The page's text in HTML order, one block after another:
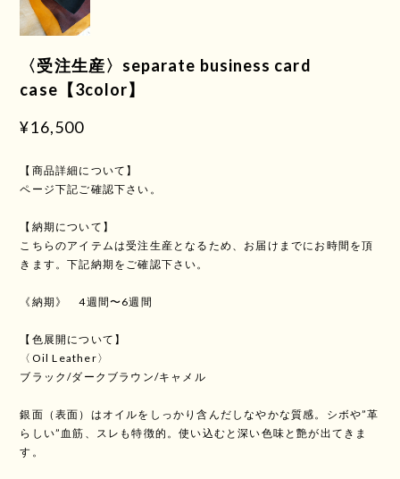
〈受注生産〉separate business card
case【3color】
¥16,500
【商品詳細について】
ページ下記ご確認下さい。
【納期について】
こちらのアイテムは受注生産となるため、お届けまでにお時間を頂
きます。下記納期をご確認下さい。
《納期》 4週間〜6週間
【色展開について】
〈Oil Leather〉
ブラック/ダークブラウン/キャメル
銀面（表面）はオイルをしっかり含んだしなやかな質感。シボや”革
らしい”血筋、スレも特徴的。使い込むと深い色味と艶が出てきま
す。